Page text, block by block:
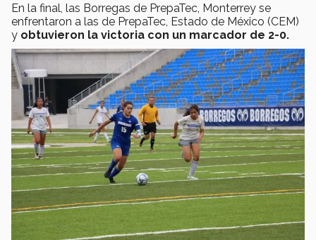
En la final, las Borregas de PrepaTec, Monterrey se
enfrentaron a las de PrepaTec, Estado de México (CEM)
y obtuvieron la victoria con un marcador de 2-0.